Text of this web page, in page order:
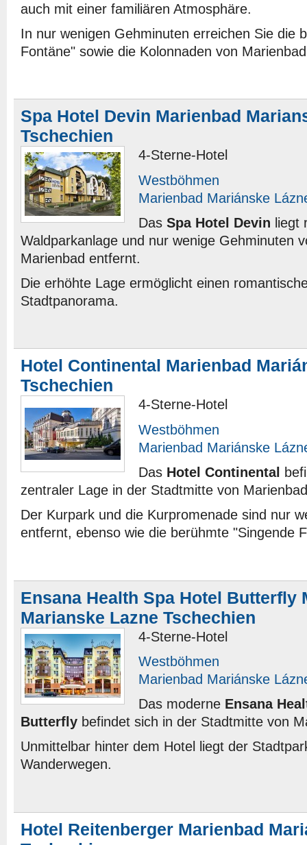
auch mit einer familiären Atmosphäre.
In nur wenigen Gehminuten erreichen Sie die
Fontäne" sowie die Kolonnaden von
Spa Hotel Devin Marienbad
Tschechien
4-Sterne-Hotel
Westböhmen
Marienbad Mariánske
Das Spa Hotel Devin liegt
Waldparkanlage und nur wenige Gehminuten
Marienbad entfernt.
Die erhöhte Lage ermöglicht einen
Stadtpanorama.
Hotel Continental Marienbad
Tschechien
4-Sterne-Hotel
Westböhmen
Marienbad Mariánske
Das Hotel Continental
zentraler Lage in der Stadtmitte von
Der Kurpark und die Kurpromenade sind nur
entfernt, ebenso wie die berühmte "Singende
Ensana Health Spa Hotel Butterfly
Marianske Lazne Tschechien
4-Sterne-Hotel
Westböhmen
Marienbad Mariánske
Das moderne Ensana
Butterfly befindet sich in der Stadtmitte von
Unmittelbar hinter dem Hotel liegt der
Wanderwegen.
Hotel Reitenberger Marienbad